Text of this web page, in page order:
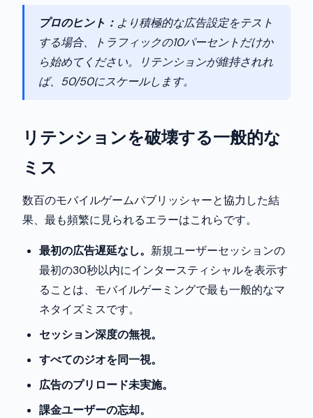
プロのヒント： より積極的な広告設定をテスト
する場合、トラフィックの10パーセントだけか
ら始めてください。リテンションが維持されれ
ば、50/50にスケールします。
リテンションを破壊する一般的な
ミス
数百のモバイルゲームパブリッシャーと協力した結
果、最も頻繁に見られるエラーはこれらです。
最初の広告遅延なし。 新規ユーザーセッションの
最初の30秒以内にインタースティシャルを表示す
ることは、モバイルゲーミングで最も一般的なマ
ネタイズミスです。
セッション深度の無視。
すべてのジオを同一視。
広告のプリロード未実施。
課金ユーザーの忘却。